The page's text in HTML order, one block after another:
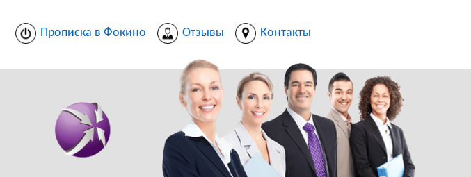
Прописка в Фокино Отзывы Контакты